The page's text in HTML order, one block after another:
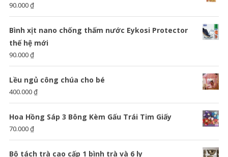
90.000₫
Bình xịt nano chống thấm nước Eykosi Protector
thế hệ mới
90.000₫
Lều ngủ công chúa cho bé
400.000₫
Hoa Hồng Sáp 3 Bông Kèm Gấu Trái Tim Giấy
70.000₫
Bộ tách trà cao cấp 1 bình trà và 6 ly